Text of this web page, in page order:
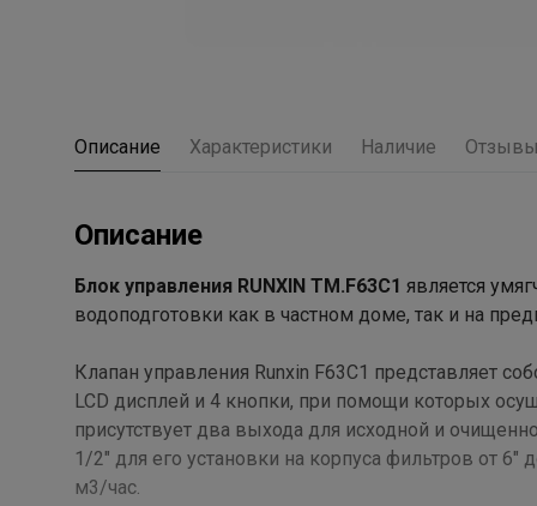
Описание Характеристики Наличие Отзывы
Описание
Блок управления RUNXIN TM.F63C1 является
водоподготовки как в частном доме, так и на
Клапан управления Runxin F63C1 представляет
LCD дисплей и 4 кнопки, при помощи которых
присутствует два выхода для исходной и
1/2" для его установки на корпуса фильтров от
м3/час.